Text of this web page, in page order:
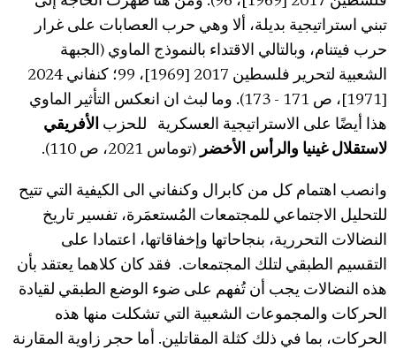
تبني استراتيجية بديلة، ألا وهي حرب العصابات على غرار
حرب فيتنام، وبالتالي الاقتداء بالنموذج الماوي (الجبهة
الشعبية لتحرير فلسطين 2017 [1969]، 99؛ كنفاني 2024
[1971]، ص 171 - 173). وما لبث ان انعكس التأثير الماوي
هذا أيضًا على الاستراتيجية العسكرية للحزب الأفريقي
لاستقلال غينيا والرأس الأخضر (توماس 2021، ص 110).
وانصب اهتمام كل من كابرال وكنفاني الى الكيفية التي تتيح
للتحليل الاجتماعي للمجتمعات المُستعمَرة، تفسير تاريخ
النضالات التحررية، بنجاحاتها وإخفاقاتها، اعتمادا على
التقسيم الطبقي لتلك المجتمعات. فقد كان كلاهما يعتقد بأن
هذه النضالات يجب أن تُفهم على ضوء الوضع الطبقي لقيادة
الحركات والمجموعات الشعبية التي تشكلت منها هذه
الحركات، بما في ذلك كثلة المقاتلين. أما حجر زاوية المقارنة